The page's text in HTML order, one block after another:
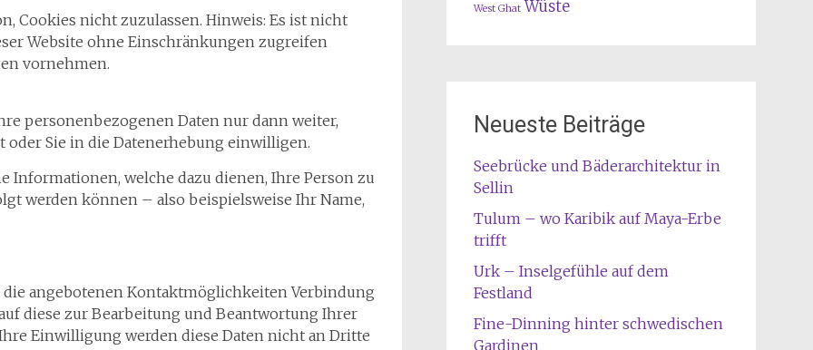
Cookies nicht zuzulassen. Hinweis: Es ist nicht
Website ohne Einschränkungen zugreifen
vornehmen.
personenbezogenen Daten nur dann weiter,
Sie in die Datenerhebung einwilligen.
Informationen, welche dazu dienen, Ihre Person zu
werden können – also beispielsweise Ihr Name,
angebotenen Kontaktmöglichkeiten Verbindung
diese zur Bearbeitung und Beantwortung Ihrer
Einwilligung werden diese Daten nicht an Dritte
West Ghat Wüste
Neueste Beiträge
Seebrücke und Bäderarchitektur in
Sellin
Tulum – wo Karibik auf Maya-Erbe
trifft
Urk – Inselgefühle auf dem
Festland
Fine-Dinning hinter schwedischen
Gardinen